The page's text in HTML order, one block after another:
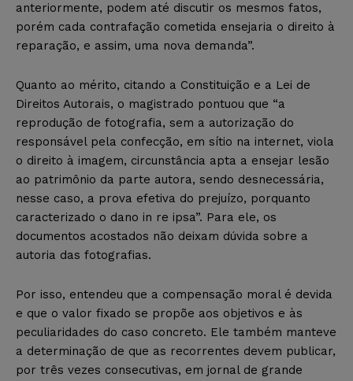
anteriormente, podem até discutir os mesmos fatos,
porém cada contrafação cometida ensejaria o direito à
reparação, e assim, uma nova demanda”.
Quanto ao mérito, citando a Constituição e a Lei de
Direitos Autorais, o magistrado pontuou que “a
reprodução de fotografia, sem a autorização do
responsável pela confecção, em sítio na internet, viola
o direito à imagem, circunstância apta a ensejar lesão
ao patrimônio da parte autora, sendo desnecessária,
nesse caso, a prova efetiva do prejuízo, porquanto
caracterizado o dano in re ipsa”. Para ele, os
documentos acostados não deixam dúvida sobre a
autoria das fotografias.
Por isso, entendeu que a compensação moral é devida
e que o valor fixado se propõe aos objetivos e às
peculiaridades do caso concreto. Ele também manteve
a determinação de que as recorrentes devem publicar,
por três vezes consecutivas, em jornal de grande